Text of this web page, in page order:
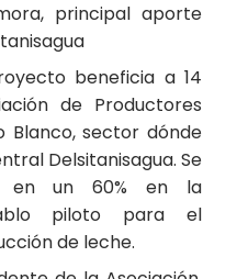
principal aporte
beneficia a 14
de Productores
Blanco, sector dónde
Delsitanisagua. Se
en un 60% en la
piloto para el
de leche.